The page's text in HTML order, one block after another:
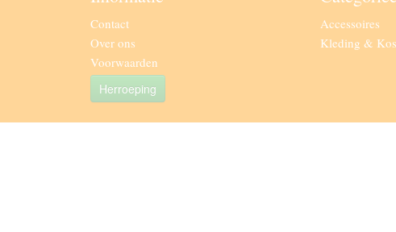
Contact
Over ons
Voorwaarden
Herroeping
Accessoires
Kleding &